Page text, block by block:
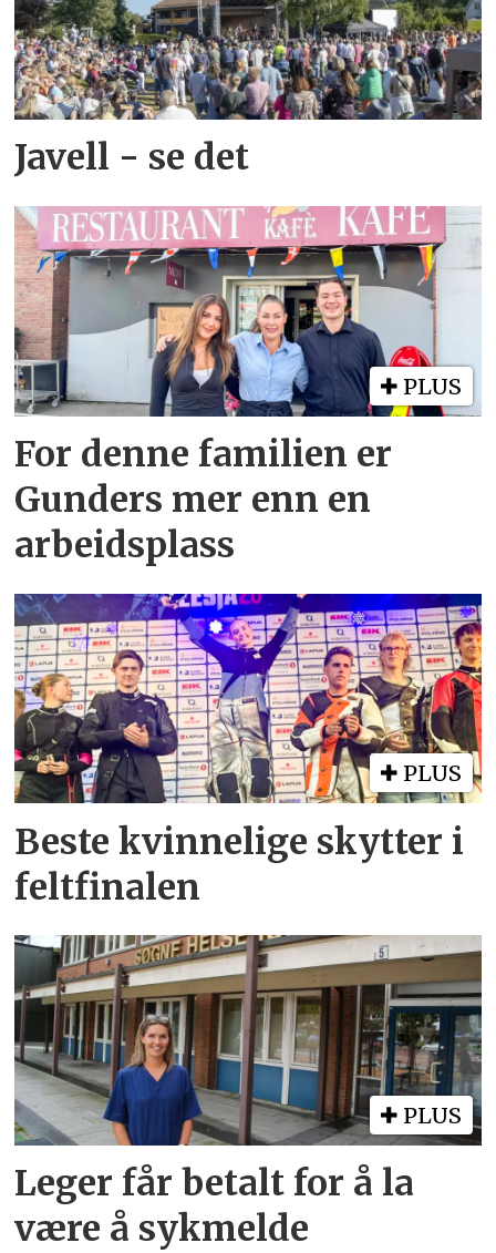
Javell - se det
PLUS
For denne familien er
Gunders mer enn en
arbeidsplass
PLUS
Beste kvinnelige skytter i
feltfinalen
PLUS
Leger får betalt for å la
være å sykmelde